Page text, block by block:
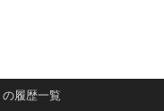
の履歴一覧